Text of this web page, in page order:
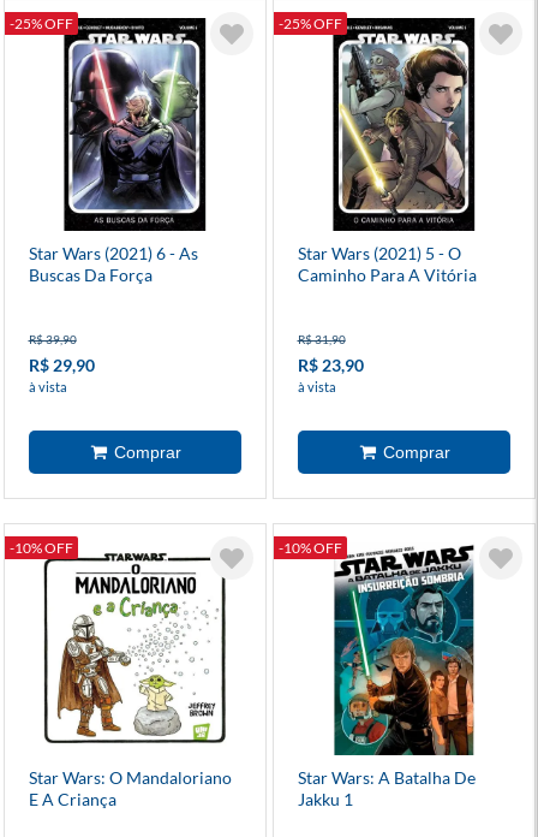
-25% OFF
Star Wars (2021) 6 - As
Buscas Da Força
R$ 39,90
R$ 29,90
à vista
-25% OFF
Star Wars (2021) 5 - O
Caminho Para A Vitória
R$ 31,90
R$ 23,90
à vista
-10% OFF
Star Wars: O Mandaloriano
E A Criança
-10% OFF
Star Wars: A Batalha De
Jakku 1